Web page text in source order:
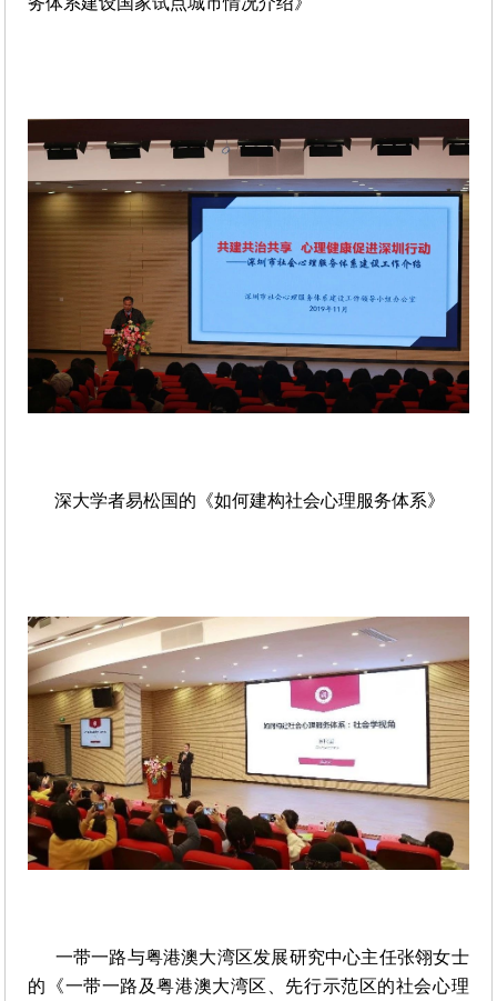
深大学者易松国的《如何建构社会心理服务体系》
一带一路与粤港澳大湾区发展研究中心主任张翎女士
的《一带一路及粤港澳大湾区、先行示范区的社会心理